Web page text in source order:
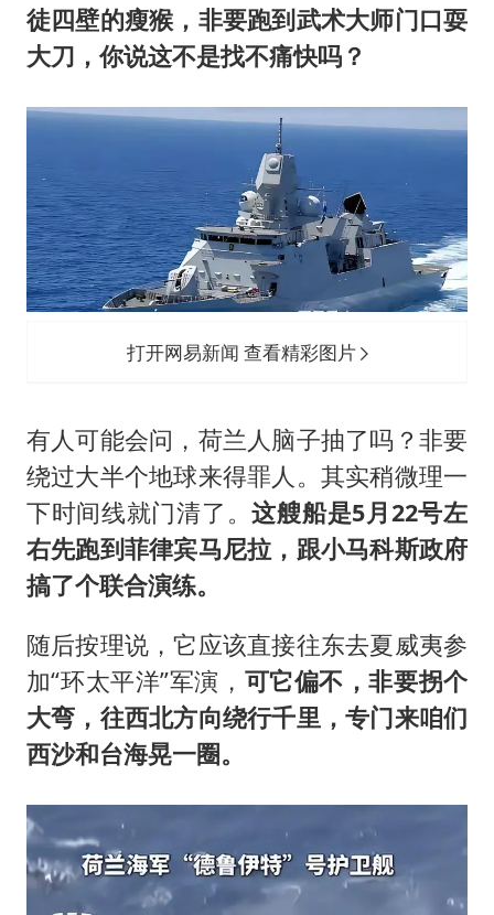
徒四壁的瘦猴，非要跑到武术大师门口耍
大刀，你说这不是找不痛快吗？
打开网易新闻 查看精彩图片
有人可能会问，荷兰人脑子抽了吗？非要
绕过大半个地球来得罪人。其实稍微理一
下时间线就门清了。这艘船是5月22号左
右先跑到菲律宾马尼拉，跟小马科斯政府
搞了个联合演练。
随后按理说，它应该直接往东去夏威夷参
加“环太平洋”军演， 可它偏不，非要拐个
大弯，往西北方向绕行千里，专门来咱们
西沙和台海晃一圈。